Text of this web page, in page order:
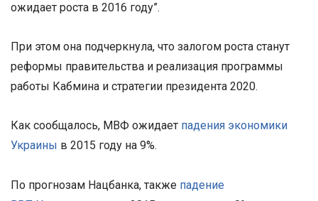
ожидает роста в 2016 году”.
При этом она подчеркнула, что залогом роста станут
реформы правительства и реализация программы
работы Кабмина и стратегии президента 2020.
Как сообщалось, МВФ ожидает падения экономики
Украины в 2015 году на 9%.
По прогнозам Нацбанка, также падение